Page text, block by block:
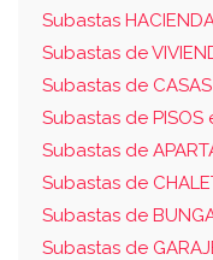
Subastas
Subastas de
Subastas de
Subastas de PISOS
Subastas de
Subastas de
Subastas de
Subastas de